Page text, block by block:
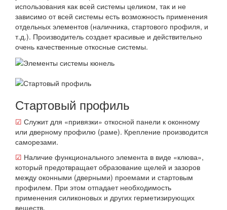
использования как всей системы целиком, так и не
зависимо от всей системы есть возможность применения
отдельных элементов (наличника, стартового профиля, и
т.д.). Производитель создает красивые и действительно
очень качественные откосные системы.
Стартовый профиль
☑ Служит для «привязки» откосной панели к оконному
или дверному профилю (раме). Крепление производится
саморезами.
☑ Наличие функционального элемента в виде «клюва»,
который предотвращает образование щелей и зазоров
между оконными (дверными) проемами и стартовым
профилем. При этом отпадает необходимость
применения силиконовых и других герметизирующих
веществ.